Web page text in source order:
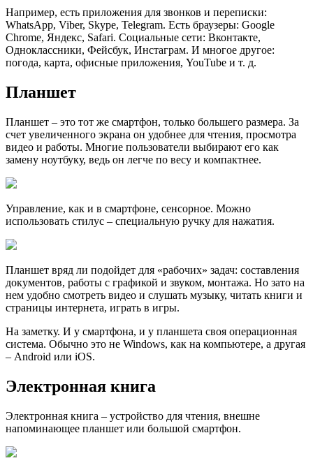
Например, есть приложения для звонков и переписки:
WhatsApp, Viber, Skype, Telegram. Есть браузеры: Google
Chrome, Яндекс, Safari. Социальные сети: Вконтакте,
Одноклассники, Фейсбук, Инстаграм. И многое другое:
погода, карта, офисные приложения, YouTube и т. д.
Планшет
Планшет – это тот же смартфон, только большего размера. За
счет увеличенного экрана он удобнее для чтения, просмотра
видео и работы. Многие пользователи выбирают его как
замену ноутбуку, ведь он легче по весу и компактнее.
Управление, как и в смартфоне, сенсорное. Можно
использовать стилус – специальную ручку для нажатия.
Планшет вряд ли подойдет для «рабочих» задач: составления
документов, работы с графикой и звуком, монтажа. Но зато на
нем удобно смотреть видео и слушать музыку, читать книги и
страницы интернета, играть в игры.
На заметку. И у смартфона, и у планшета своя операционная
система. Обычно это не Windows, как на компьютере, а другая
– Android или iOS.
Электронная книга
Электронная книга – устройство для чтения, внешне
напоминающее планшет или большой смартфон.